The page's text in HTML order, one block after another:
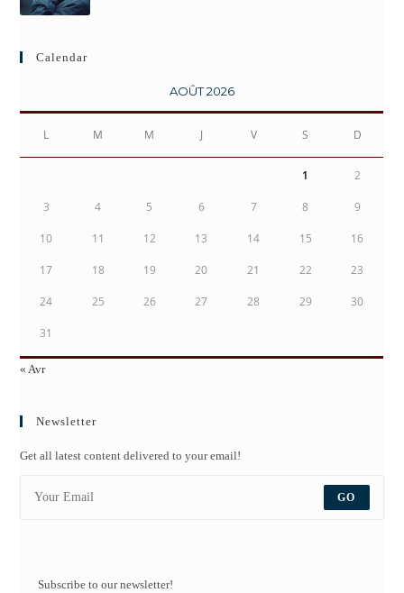
Calendar
AOÛT 2026
L M M J V S D
1 2
3 4 5 6 7 8 9
10 11 12 13 14 15 16
17 18 19 20 21 22 23
24 25 26 27 28 29 30
31
« Avr
Newsletter
Get all latest content delivered to your email!
GO
Subscribe to our newsletter!